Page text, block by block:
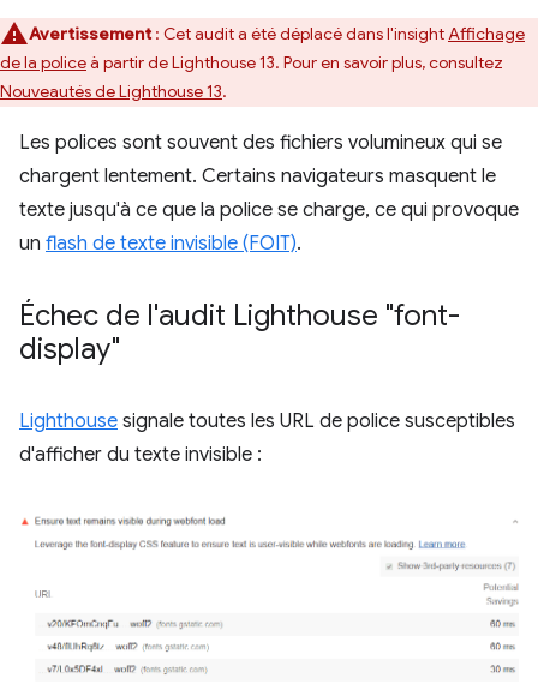
Avertissement: Cet audit a été déplacé dans l'insightAffichage
de la policeà partir de Lighthouse 13. Pour en savoir plus, consultez
Nouveautés de Lighthouse 13.
Les polices sont souvent des fichiers volumineux qui se
chargent lentement. Certains navigateurs masquent le
texte jusqu'à ce que la police se charge, ce qui provoque
un flash de texte invisible (FOIT).
Échec de l'audit Lighthouse "font-
display"
Lighthouse signale toutes les URL de police susceptibles
d'afficher du texte invisible :